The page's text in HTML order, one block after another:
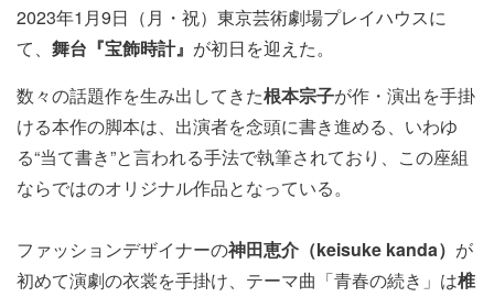
2023年1月9日（月・祝）東京芸術劇場プレイハウスに
て、 舞台『宝飾時計』 が初日を迎えた。
数々の話題作を生み出してきた根本宗子が作・ 演出を手掛
ける本作の脚本は、出演者を念頭に書き進める、いわゆ
る“当て書き”と言われる手法で執筆されており、 この座組
ならではのオリジナル作品となっている。
ファッションデザイナーの神田恵介（keisuke kanda） が
初めて演劇の衣裳を手掛け、テーマ曲「青春の続き」は椎